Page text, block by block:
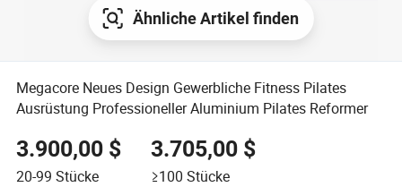
Ähnliche Artikel finden
Megacore Neues Design Gewerbliche Fitness Pilates
Ausrüstung Professioneller Aluminium Pilates Reformer
3.900,00 $
20-99 Stücke
3.705,00 $
≥100 Stücke